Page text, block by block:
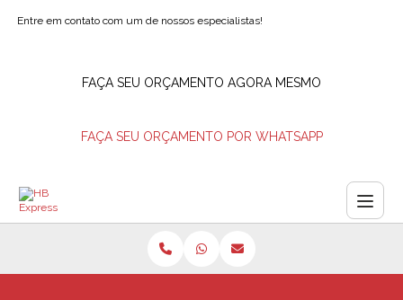
Entre em contato com um de nossos especialistas!
FAÇA SEU ORÇAMENTO AGORA MESMO
FAÇA SEU ORÇAMENTO POR WHATSAPP